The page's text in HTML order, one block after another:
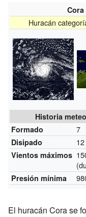
Cora
Huracán
Historia
Formado
7
Disipado
Vientos máximos
Presión mínima
El huracán Cora se